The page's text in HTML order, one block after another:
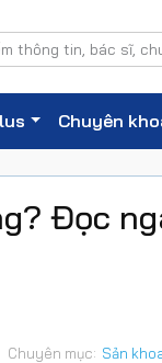
Chuyên
Đọc
Chuyên mục: Sản